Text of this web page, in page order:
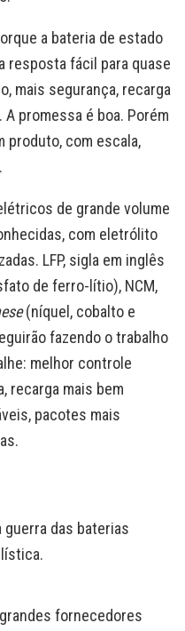
a bateria de estado
resposta fácil para quase
mais segurança, recarga
promessa é boa. Porém
produto, com escala,
de grande volume
com eletrólito
LFP, sigla em inglês
de ferro-lítio), NCM,
(níquel, cobalto e
fazendo o trabalho
melhor controle
recarga mais bem
pacotes mais
das baterias
fornecedores